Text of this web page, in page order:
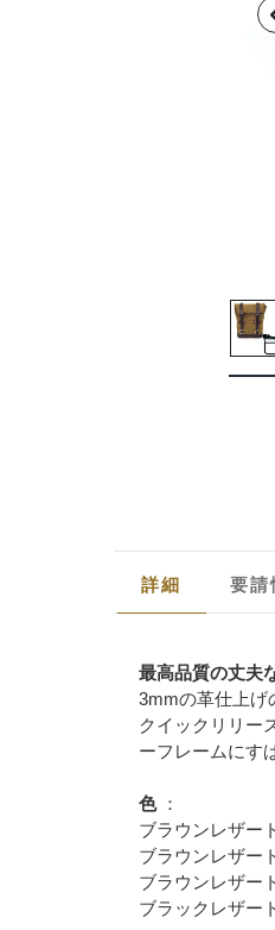
詳細 要請
最高品質の丈夫
3mmの革仕上げ
クイックリリー
ーフレームにす
色：
ブラウンレザー
ブラウンレザー
ブラウンレザー
ブラックレザー